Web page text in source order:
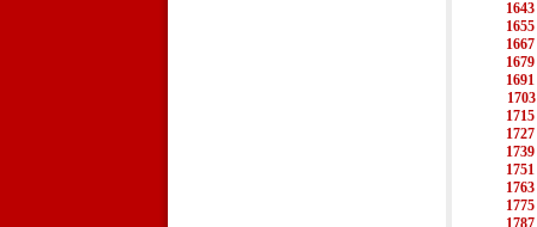
1643
1655
1667
1679
1691
1703
1715
1727
1739
1751
1763
1775
1787